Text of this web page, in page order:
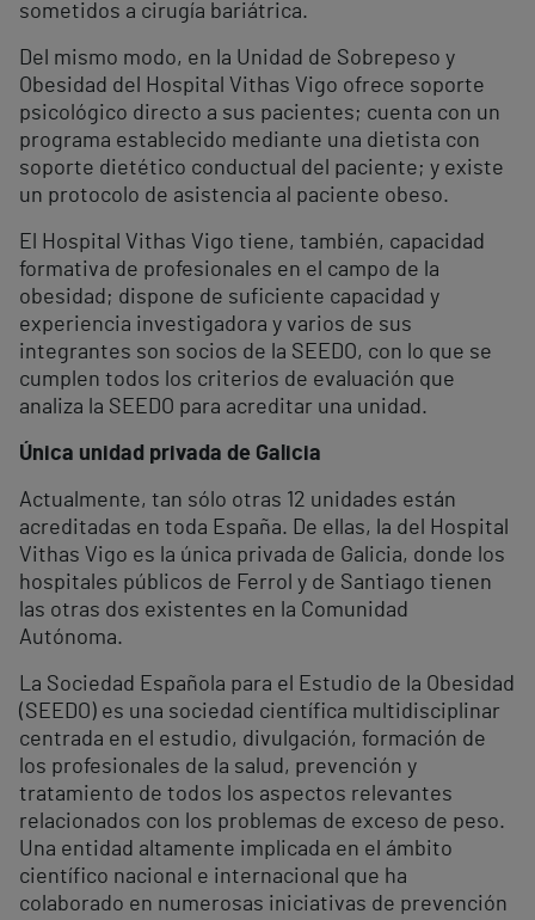
sometidos a cirugía bariátrica.
Del mismo modo, en la Unidad de Sobrepeso y
Obesidad del Hospital Vithas Vigo ofrece soporte
psicológico directo a sus pacientes; cuenta con un
programa establecido mediante una dietista con
soporte dietético conductual del paciente; y existe
un protocolo de asistencia al paciente obeso.
El Hospital Vithas Vigo tiene, también, capacidad
formativa de profesionales en el campo de la
obesidad; dispone de suficiente capacidad y
experiencia investigadora y varios de sus
integrantes son socios de la SEEDO, con lo que se
cumplen todos los criterios de evaluación que
analiza la SEEDO para acreditar una unidad.
Única unidad privada de Galicia
Actualmente, tan sólo otras 12 unidades están
acreditadas en toda España. De ellas, la del Hospital
Vithas Vigo es la única privada de Galicia, donde los
hospitales públicos de Ferrol y de Santiago tienen
las otras dos existentes en la Comunidad
Autónoma.
La Sociedad Española para el Estudio de la Obesidad
(SEEDO) es una sociedad científica multidisciplinar
centrada en el estudio, divulgación, formación de
los profesionales de la salud, prevención y
tratamiento de todos los aspectos relevantes
relacionados con los problemas de exceso de peso.
Una entidad altamente implicada en el ámbito
científico nacional e internacional que ha
colaborado en numerosas iniciativas de prevención